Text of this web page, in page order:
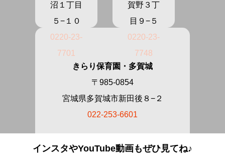
沼１丁目
５−１０
0220-23-
7701
賀野３丁
目９−５
0220-23-
7748
きらり保育園・多賀城
〒985-0854
宮城県多賀城市新田後８−２
022-253-6601
インスタやYouTube動画もぜひ見てね♪